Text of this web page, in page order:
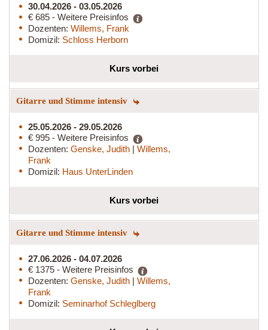
30.04.2026 - 03.05.2026
€ 685 - Weitere Preisinfos
Dozenten: Willems, Frank
Domizil: Schloss Herborn
Kurs vorbei
Gitarre und Stimme intensiv
25.05.2026 - 29.05.2026
€ 995 - Weitere Preisinfos
Dozenten: Genske, Judith | Willems,
Frank
Domizil: Haus UnterLinden
Kurs vorbei
Gitarre und Stimme intensiv
27.06.2026 - 04.07.2026
€ 1375 - Weitere Preisinfos
Dozenten: Genske, Judith | Willems,
Frank
Domizil: Seminarhof Schleglberg